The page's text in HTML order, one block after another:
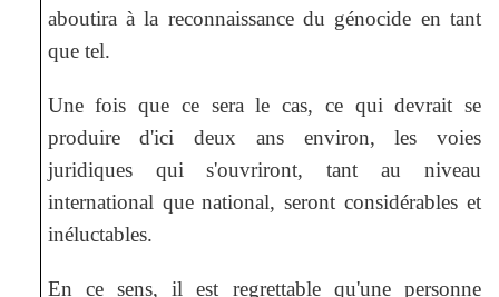
aboutira à la reconnaissance du génocide en tant
que tel.
Une fois que ce sera le cas, ce qui devrait se
produire d'ici deux ans environ, les voies
juridiques qui s'ouvriront, tant au niveau
international que national, seront considérables et
inéluctables.
En ce sens, il est regrettable qu'une personne